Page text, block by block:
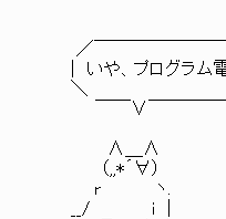
￣￣∨￣
／￣￣￣￣￣￣￣￣
| いや、プログラム
＼
￣￣∨￣￣￣￣￣￣
∧＿∧
（,,*´∀）
r ヽ. /
__/ i | ( y' ,